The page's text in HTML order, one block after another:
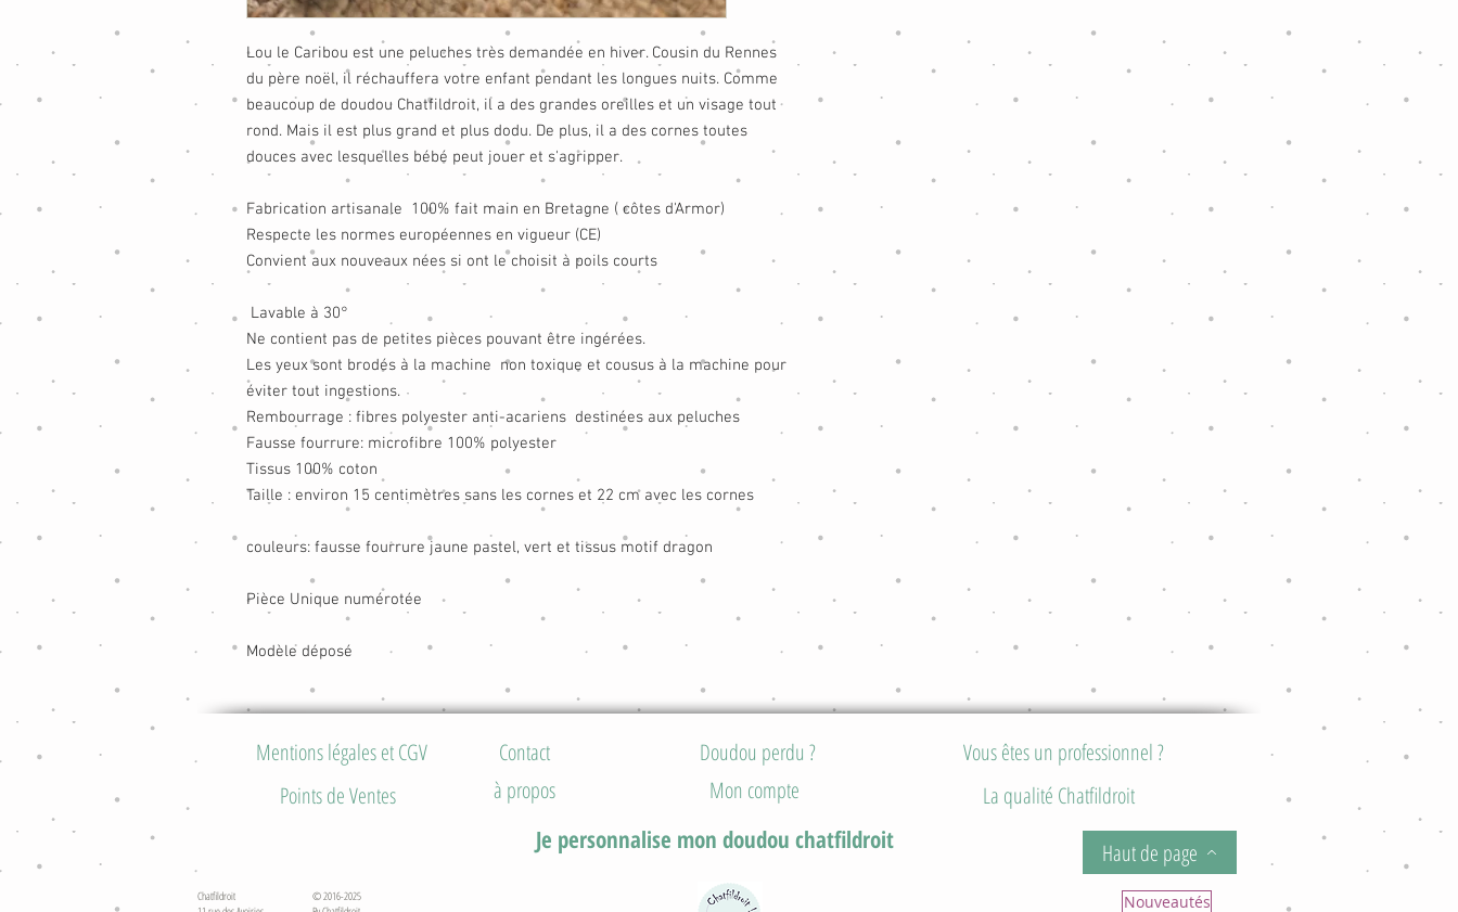
Lou le Caribou est une peluches très demandée en hiver. Cousin du Rennes
du père noël, il réchauffera votre enfant pendant les longues nuits. Comme
beaucoup de doudou Chatfildroit, il a des grandes oreilles et un visage tout
rond. Mais il est plus grand et plus dodu. De plus, il a des cornes toutes
douces avec lesquelles bébé peut jouer et s'agripper.
Fabrication artisanale 100% fait main en Bretagne ( côtes d'Armor)
Respecte les normes européennes en vigueur (CE)
Convient aux nouveaux nées si ont le choisit à poils courts
Lavable à 30°
Ne contient pas de petites pièces pouvant être ingérées.
Les yeux sont brodés à la machine non toxique et cousus à la machine pour
éviter tout ingestions.
Rembourrage : fibres polyester anti-acariens destinées aux peluches
Fausse fourrure: microfibre 100% polyester
Tissus 100% coton
Taille : environ 15 centimètres sans les cornes et 22 cm avec les cornes
couleurs: fausse fourrure jaune pastel, vert et tissus motif dragon
Pièce Unique numérotée
Modèle déposé
Mentions légales et CGV
Contact
Points de Ventes
à propos
Doudou perdu ?
Mon compte
Vous êtes un professionnel ?
La qualité Chatfildroit
Je personnalise mon doudou chatfildroit
Chatfildroit
© 2016-2025
Haut de page
Nouveautés